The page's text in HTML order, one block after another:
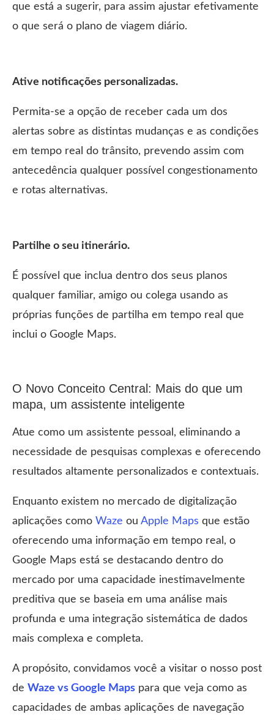
que está a sugerir, para assim ajustar efetivamente
o que será o plano de viagem diário.
Ative notificações personalizadas.
Permita-se a opção de receber cada um dos
alertas sobre as distintas mudanças e as condições
em tempo real do trânsito, prevendo assim com
antecedência qualquer possível congestionamento
e rotas alternativas.
Partilhe o seu itinerário.
É possível que inclua dentro dos seus planos
qualquer familiar, amigo ou colega usando as
próprias funções de partilha em tempo real que
inclui o Google Maps.
O Novo Conceito Central: Mais do que um
mapa, um assistente inteligente
Atue como um assistente pessoal, eliminando a
necessidade de pesquisas complexas e oferecendo
resultados altamente personalizados e contextuais.
Enquanto existem no mercado de digitalização
aplicações como Waze ou Apple Maps que estão
oferecendo uma informação em tempo real, o
Google Maps está se destacando dentro do
mercado por uma capacidade inestimavelmente
preditiva que se baseia em uma análise mais
profunda e uma integração sistemática de dados
mais complexa e completa.
A propósito, convidamos você a visitar o nosso post
de Waze vs Google Maps para que veja como as
capacidades de ambas aplicações de navegação